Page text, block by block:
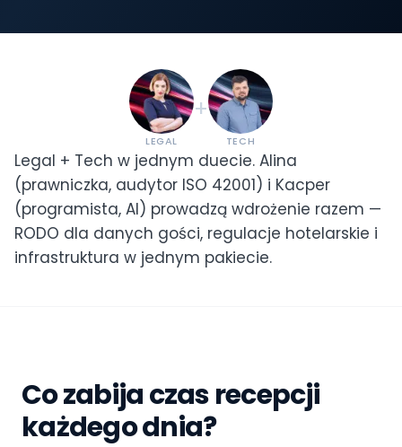
LEGAL
+
TECH
Legal + Tech w jednym duecie. Alina
(prawniczka, audytor ISO 42001) i Kacper
(programista, AI) prowadzą wdrożenie razem —
RODO dla danych gości, regulacje hotelarskie i
infrastruktura w jednym pakiecie.
Co zabija czas recepcji
każdego dnia?